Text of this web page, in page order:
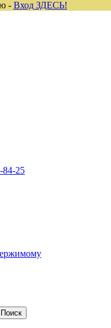
84-25
- Вход ЗДЕСЬ!